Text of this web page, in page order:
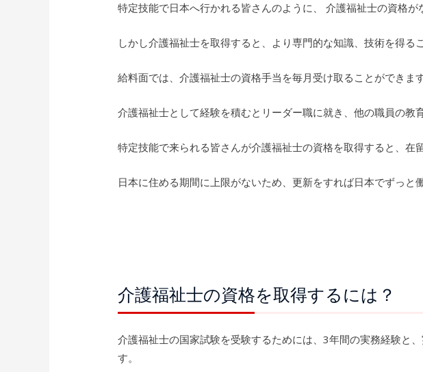
特定技能で日本へ行かれる皆さんのように、 介護福祉士の資格
しかし介護福祉士を取得すると、より専門的な知識、技術を得る
給料面では、介護福祉士の資格手当を毎月受け取ることができます
介護福祉士として経験を積むとリーダー職に就き、他の職員の教
特定技能で来られる皆さんが介護福祉士の資格を取得すると、在
日本に住める期間に上限がないため、更新をすれば日本でずっと
介護福祉士の資格を取得するには？
介護福祉士の国家試験を受験するためには、3年間の実務経験と
す。